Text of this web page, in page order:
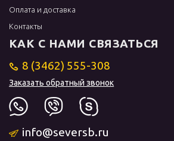
Оплата и доставка
Контакты
КАК С НАМИ СВЯЗАТЬСЯ
8 (3462) 555-308
Заказать обратный звонок
info@seversb.ru